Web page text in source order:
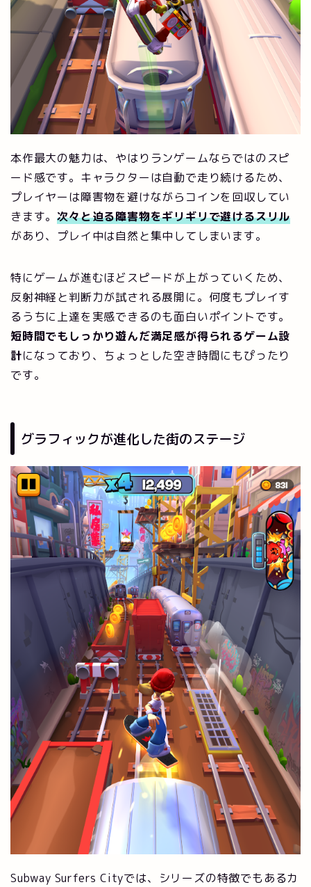
本作最大の魅力は、やはりランゲームならではのスピ
ード感です。キャラクターは自動で走り続けるため、
プレイヤーは障害物を避けながらコインを回収してい
きます。次々と迫る障害物をギリギリで避けるスリル
があり、プレイ中は自然と集中してしまいます。
特にゲームが進むほどスピードが上がっていくため、
反射神経と判断力が試される展開に。何度もプレイす
るうちに上達を実感できるのも面白いポイントです。
短時間でもしっかり遊んだ満足感が得られるゲーム設
計になっており、ちょっとした空き時間にもぴったり
です。
グラフィックが進化した街のステージ
Subway Surfers Cityでは、シリーズの特徴でもあるカ